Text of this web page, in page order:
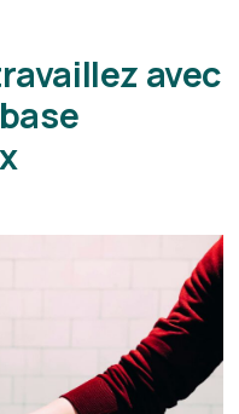
avec